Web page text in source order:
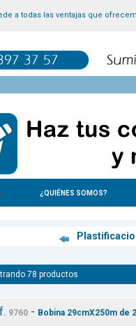
a todas las ventajas que
¿QUIÉNES SOMOS?
78 productos
9760 - Bobina 29cmX250m de